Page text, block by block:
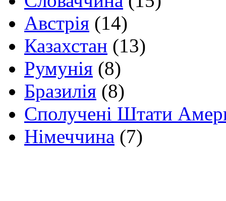
Австрія (14)
Казахстан (13)
Румунія (8)
Бразилія (8)
Сполучені Штати
Німеччина (7)